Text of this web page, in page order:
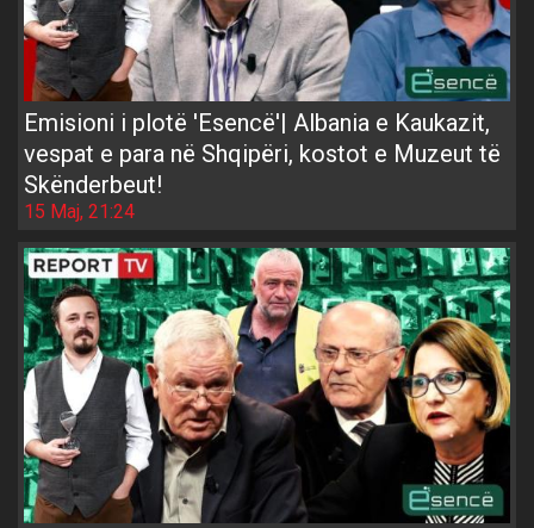
Emisioni i plotë 'Esencë'| Albania e Kaukazit,
vespat e para në Shqipëri, kostot e Muzeut të
Skënderbeut!
15 Maj, 21:24